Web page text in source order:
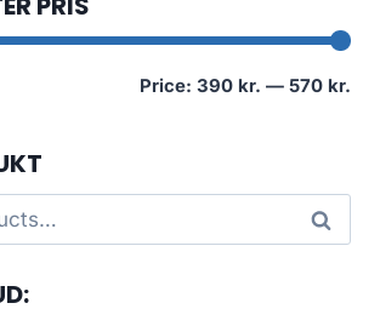
Price: 390 kr. — 570 kr.
Search